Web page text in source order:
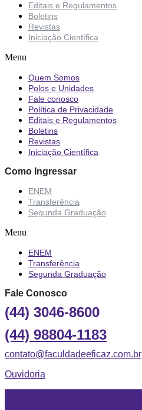
Editais e Regulamentos
Boletins
Revistas
Iniciação Científica
Menu
Quem Somos
Polos e Unidades
Fale conosco
Política de Privacidade
Editais e Regulamentos
Boletins
Revistas
Iniciação Científica
Como Ingressar
ENEM
Transferência
Segunda Graduação
Menu
ENEM
Transferência
Segunda Graduação
Fale Conosco
(44) 3046-8600
(44) 98804-1183
contato@faculdadeeficaz.com.br
Ouvidoria